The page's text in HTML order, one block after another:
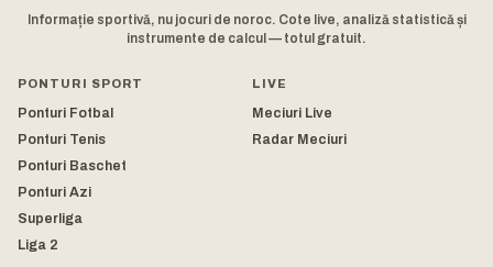
Informație sportivă, nu jocuri de noroc. Cote live, analiză statistică și
instrumente de calcul — totul gratuit.
PONTURI SPORT
Ponturi Fotbal
Ponturi Tenis
Ponturi Baschet
Ponturi Azi
Superliga
Liga 2
LIVE
Meciuri Live
Radar Meciuri